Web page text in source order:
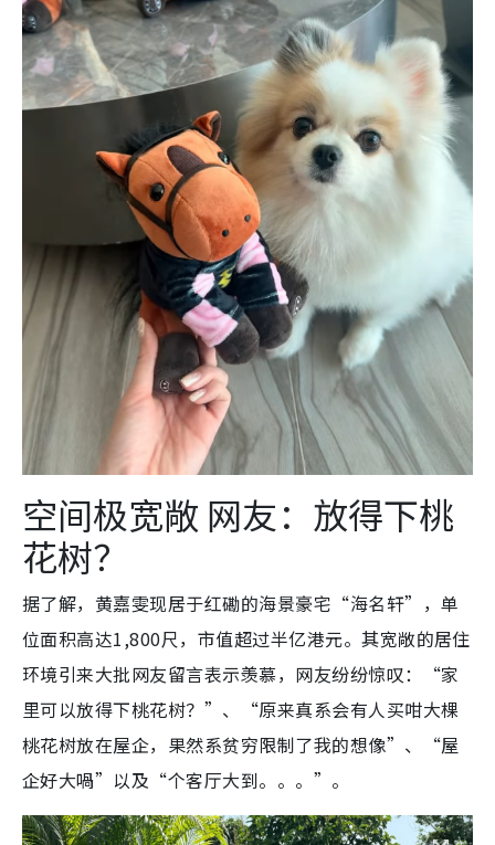
空间极宽敞 网友：放得下桃
花树？
据了解，黄嘉雯现居于红磡的海景豪宅“海名轩”，单
位面积高达1,800尺，市值超过半亿港元。其宽敞的居住
环境引来大批网友留言表示羡慕，网友纷纷惊叹：“家
里可以放得下桃花树？”、“原来真系会有人买咁大棵
桃花树放在屋企，果然系贫穷限制了我的想像”、“屋
企好大喎”以及“个客厅大到。。。”。